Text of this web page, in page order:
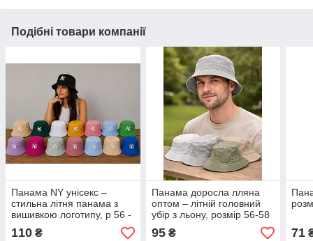
Подібні товари компанії
Панама NY унісекс –
стильна літня панама з
вишивкою логотипу, р 56 -
58 гуртом
110 ₴
Панама доросла лляна
оптом – літній головний
убір з льону, розмір 56-58
95₴ 71